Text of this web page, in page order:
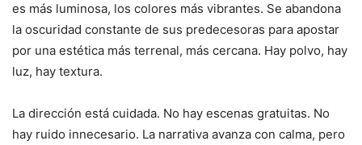
es más luminosa, los colores más vibrantes. Se abandona
la oscuridad constante de sus predecesoras para apostar
por una estética más terrenal, más cercana. Hay polvo, hay
luz, hay textura.
La dirección está cuidada. No hay escenas gratuitas. No
hay ruido innecesario. La narrativa avanza con calma, pero